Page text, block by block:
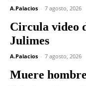
A.Palacios - 7 agosto, 2026
Circula video
Julimes
A.Palacios - 7 agosto, 2026
Muere